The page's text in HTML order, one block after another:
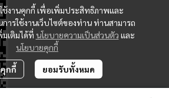
ช้งานคุกกี้ เพื่อเพิ่มประสิทธิภาพและ
ารใช้งานเว็บไซต์ของท่าน ท่านสามารถ
เติมได้ที่ นโยบายความเป็นส่วนตัว และ
นโยบายคุกกี้
กกี้ ยอมรับทั้งหมด